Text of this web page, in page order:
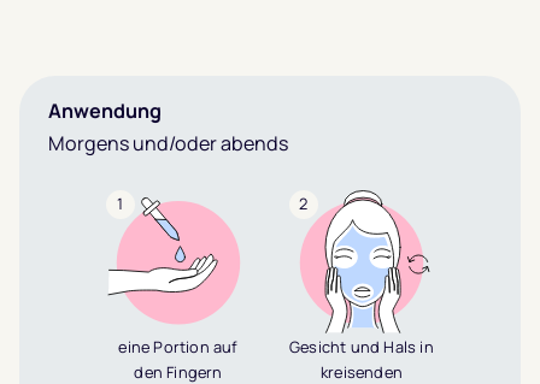
Anwendung
Morgens und/oder abends
1
eine Portion auf
den Fingern
2
Gesicht und Hals in
kreisenden